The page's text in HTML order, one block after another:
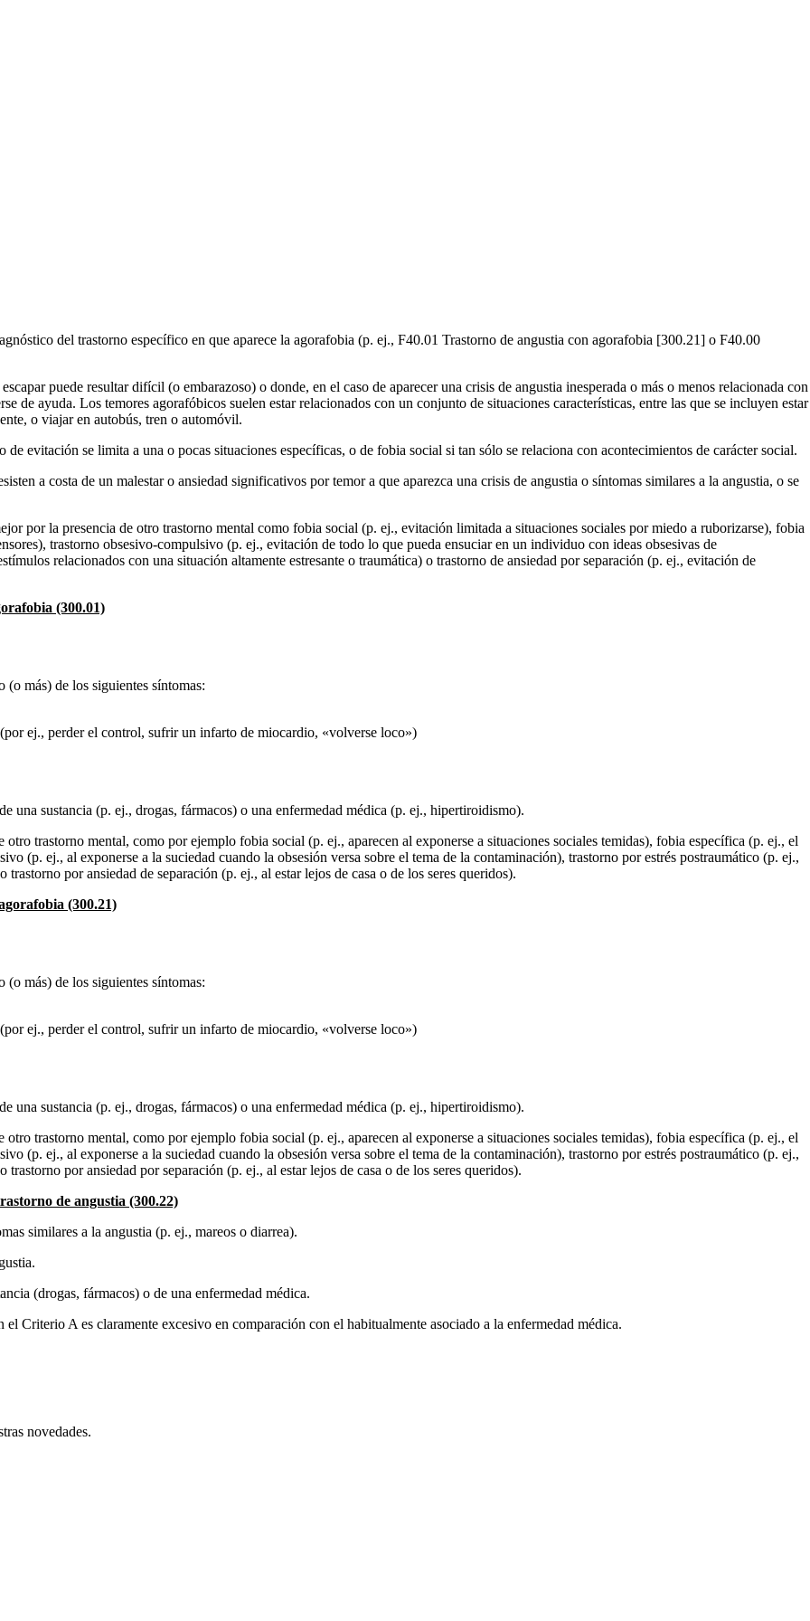
del trastorno específico en que aparece la agorafobia (p. ej., F40.01 Trastorno de angustia con agorafobia [300.21] o F40.00
puede resultar difícil (o embarazoso) o donde, en el caso de aparecer una crisis de angustia inesperada o más o menos relacionada con
de ayuda. Los temores agorafóbicos suelen estar relacionados con un conjunto de situaciones características, entre las que se incluyen estar
o viajar en autobús, tren o automóvil.
evitación se limita a una o pocas situaciones específicas, o de fobia social si tan sólo se relaciona con acontecimientos de carácter social.
a costa de un malestar o ansiedad significativos por temor a que aparezca una crisis de angustia o síntomas similares a la angustia, o se
por la presencia de otro trastorno mental como fobia social (p. ej., evitación limitada a situaciones sociales por miedo a ruborizarse), fobia
trastorno obsesivo-compulsivo (p. ej., evitación de todo lo que pueda ensuciar en un individuo con ideas obsesivas de
relacionados con una situación altamente estresante o traumática) o trastorno de ansiedad por separación (p. ej., evitación de
(300.01)
(o más) de los siguientes síntomas:
ej., perder el control, sufrir un infarto de miocardio, «volverse loco»)
una sustancia (p. ej., drogas, fármacos) o una enfermedad médica (p. ej., hipertiroidismo).
trastorno mental, como por ejemplo fobia social (p. ej., aparecen al exponerse a situaciones sociales temidas), fobia específica (p. ej., el
(p. ej., al exponerse a la suciedad cuando la obsesión versa sobre el tema de la contaminación), trastorno por estrés postraumático (p. ej.,
trastorno por ansiedad de separación (p. ej., al estar lejos de casa o de los seres queridos).
(300.21)
(o más) de los siguientes síntomas:
ej., perder el control, sufrir un infarto de miocardio, «volverse loco»)
una sustancia (p. ej., drogas, fármacos) o una enfermedad médica (p. ej., hipertiroidismo).
trastorno mental, como por ejemplo fobia social (p. ej., aparecen al exponerse a situaciones sociales temidas), fobia específica (p. ej., el
(p. ej., al exponerse a la suciedad cuando la obsesión versa sobre el tema de la contaminación), trastorno por estrés postraumático (p. ej.,
trastorno por ansiedad por separación (p. ej., al estar lejos de casa o de los seres queridos).
de angustia (300.22)
similares a la angustia (p. ej., mareos o diarrea).
(drogas, fármacos) o de una enfermedad médica.
Criterio A es claramente excesivo en comparación con el habitualmente asociado a la enfermedad médica.
novedades.